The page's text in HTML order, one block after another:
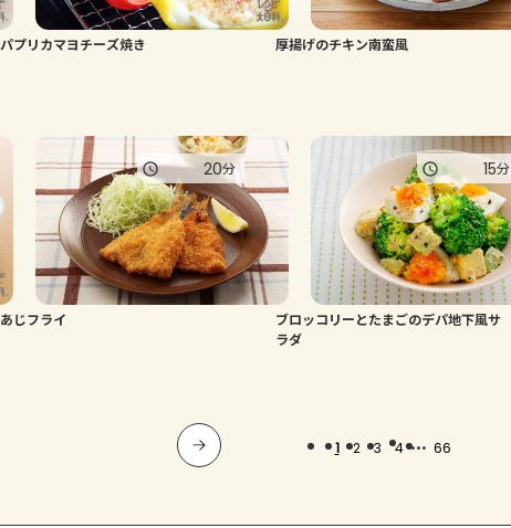
パプリカマヨチーズ焼き 厚揚げのチキン南蛮風
あじフライ
20分
ブロッコリーとたまごのデパ地下風サ
ラダ
15分
1 2 3 4 ... 66